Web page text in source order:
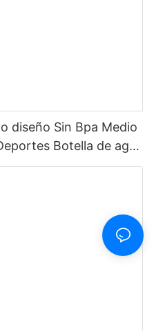
diseño Sin Bpa Medio
Botella de agua
con